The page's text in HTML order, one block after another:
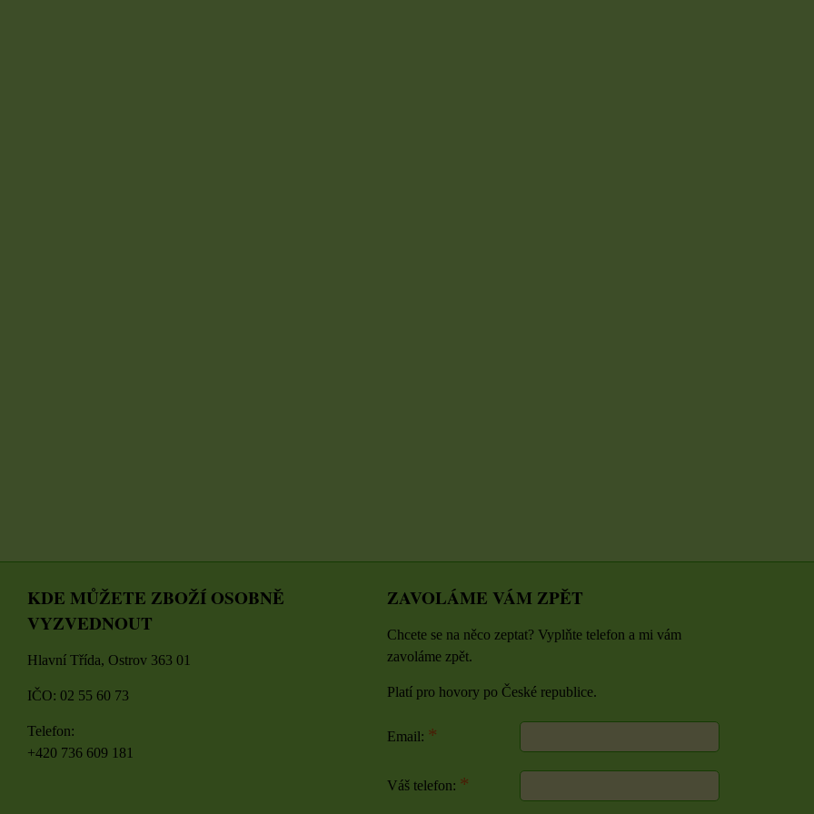
KDE MŮŽETE ZBOŽÍ OSOBNĚ
VYZVEDNOUT
Hlavní Třída, Ostrov 363 01
IČO: 02 55 60 73
Telefon:
+420 736 609 181
ZAVOLÁME VÁM ZPĚT
Chcete se na něco zeptat? Vyplňte telefon a mi vám
zavoláme zpět.
Platí pro hovory po České republice.
Email: *
Váš telefon: *